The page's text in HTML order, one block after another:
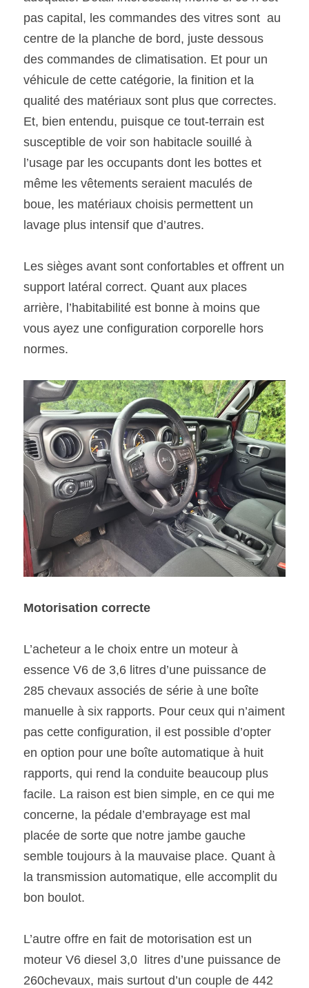
pas capital, les commandes des vitres sont  au
centre de la planche de bord, juste dessous
des commandes de climatisation. Et pour un
véhicule de cette catégorie, la finition et la
qualité des matériaux sont plus que correctes.
Et, bien entendu, puisque ce tout-terrain est
susceptible de voir son habitacle souillé à
l’usage par les occupants dont les bottes et
même les vêtements seraient maculés de
boue, les matériaux choisis permettent un
lavage plus intensif que d’autres.
Les sièges avant sont confortables et offrent un
support latéral correct. Quant aux places
arrière, l’habitabilité est bonne à moins que
vous ayez une configuration corporelle hors
normes.
Motorisation correcte
L’acheteur a le choix entre un moteur à
essence V6 de 3,6 litres d’une puissance de
285 chevaux associés de série à une boîte
manuelle à six rapports. Pour ceux qui n’aiment
pas cette configuration, il est possible d’opter
en option pour une boîte automatique à huit
rapports, qui rend la conduite beaucoup plus
facile. La raison est bien simple, en ce qui me
concerne, la pédale d’embrayage est mal
placée de sorte que notre jambe gauche
semble toujours à la mauvaise place. Quant à
la transmission automatique, elle accomplit du
bon boulot.
L’autre offre en fait de motorisation est un
moteur V6 diesel 3,0  litres d’une puissance de
260chevaux, mais surtout d’un couple de 442